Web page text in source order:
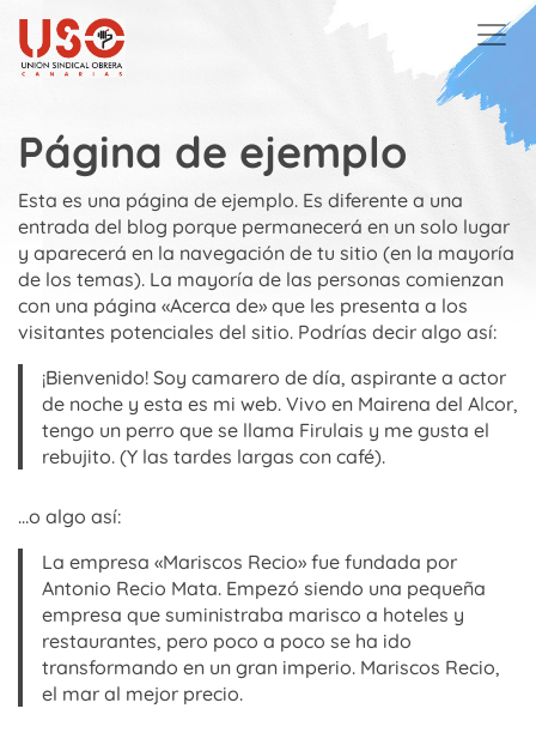
Skip to main content
Página de ejemplo
Esta es una página de ejemplo. Es diferente a una
entrada del blog porque permanecerá en un solo lugar
y aparecerá en la navegación de tu sitio (en la mayoría
de los temas). La mayoría de las personas comienzan
con una página «Acerca de» que les presenta a los
visitantes potenciales del sitio. Podrías decir algo así:
¡Bienvenido! Soy camarero de día, aspirante a actor
de noche y esta es mi web. Vivo en Mairena del Alcor,
tengo un perro que se llama Firulais y me gusta el
rebujito. (Y las tardes largas con café).
…o algo así:
La empresa «Mariscos Recio» fue fundada por
Antonio Recio Mata. Empezó siendo una pequeña
empresa que suministraba marisco a hoteles y
restaurantes, pero poco a poco se ha ido
transformando en un gran imperio. Mariscos Recio,
el mar al mejor precio.